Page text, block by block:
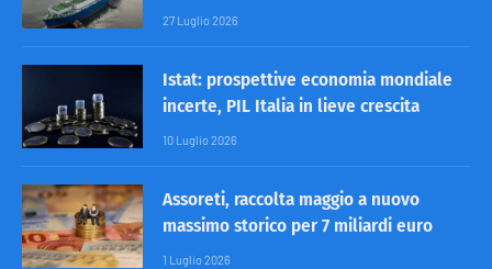
27 Luglio 2026
Istat: prospettive economia mondiale
incerte, PIL Italia in lieve crescita
10 Luglio 2026
Assoreti, raccolta maggio a nuovo
massimo storico per 7 miliardi euro
1 Luglio 2026